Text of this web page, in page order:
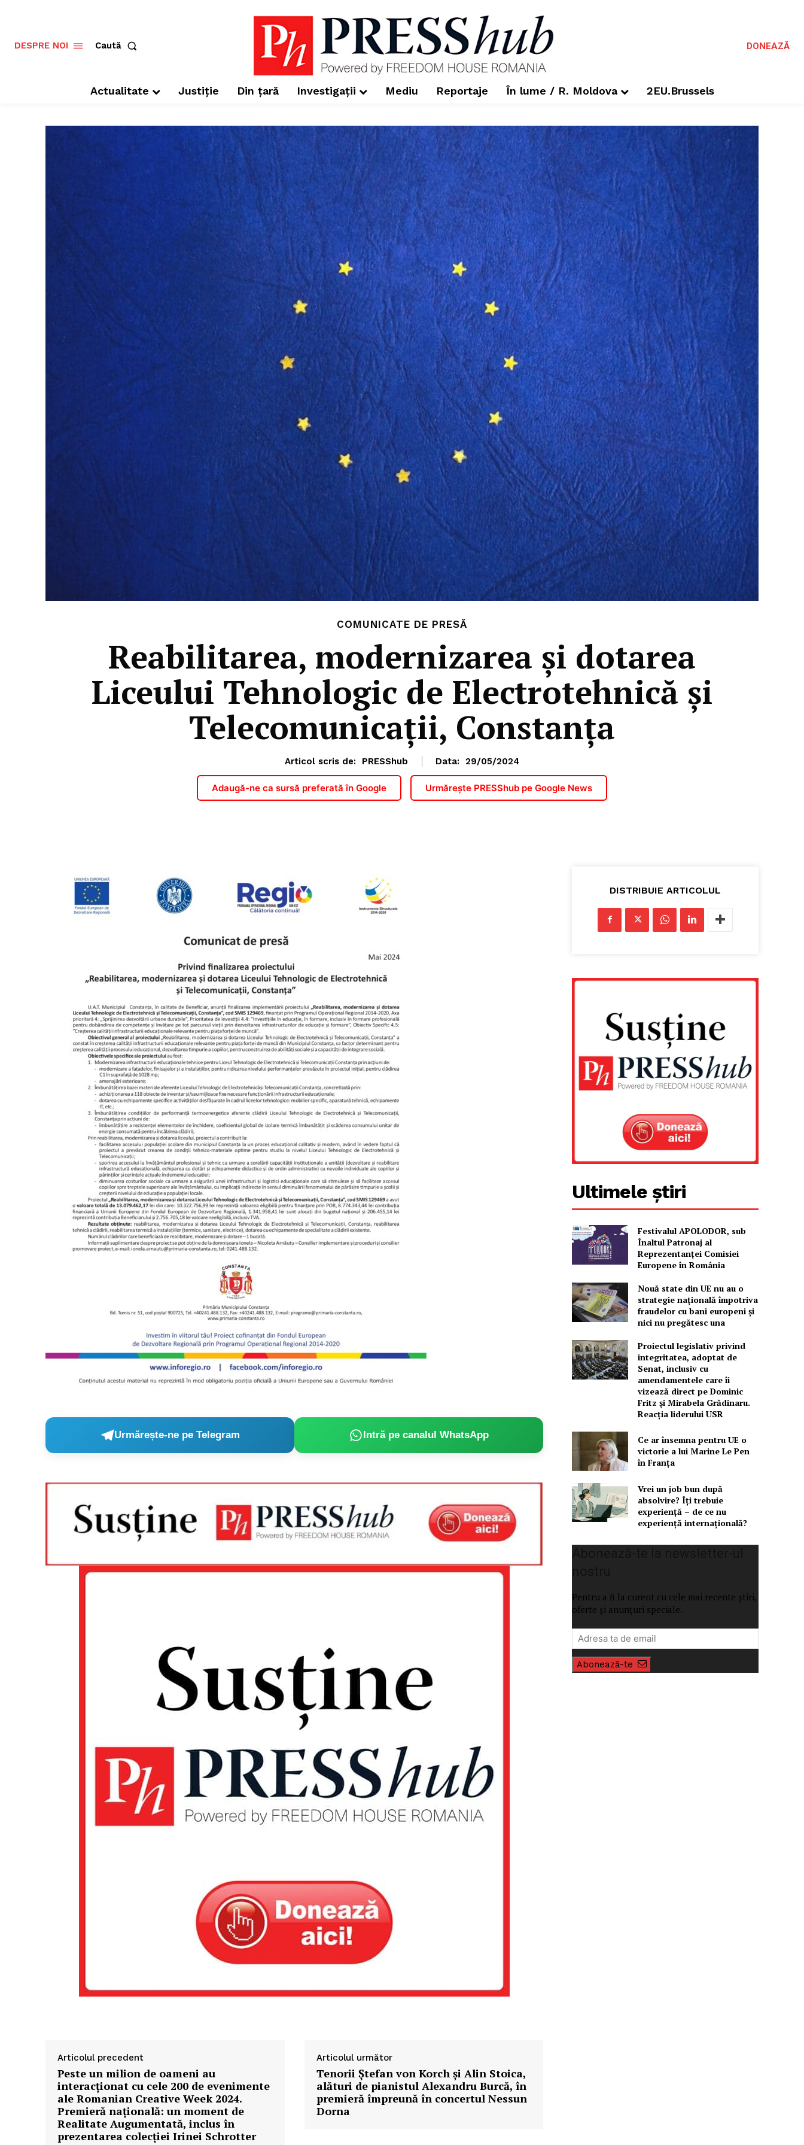
Contact
DESPRE NOI Caută DONEAZĂ
Actualitate Justiție Din țară Investigații Mediu Reportaje În lume / R. Moldova 2EU.Brussels
COMUNICATE DE PRESĂ
Reabilitarea, modernizarea și dotarea
Liceului Tehnologic de Electrotehnică și
Telecomunicații, Constanța
Articol scris de: PRESShub Data: 29/05/2024
Adaugă-ne ca sursă preferată în Google Urmărește PRESShub pe Google News
Urmărește-ne pe Telegram Intră pe canalul WhatsApp
Articolul precedent
Peste un milion de oameni au
interacționat cu cele 200 de evenimente
ale Romanian Creative Week 2024.
Premieră națională: un moment de
Realitate Augumentată, inclus în
prezentarea colecției Irinei Schrotter
Articolul următor
Tenorii Ștefan von Korch și Alin Stoica,
alături de pianistul Alexandru Burcă, în
premieră împreună în concertul Nessun
Dorna
DISTRIBUIE ARTICOLUL
Ultimele știri
Festivalul APOLODOR, sub
Înaltul Patronaj al
Reprezentanței Comisiei
Europene în România
Nouă state din UE nu au o
strategie națională împotriva
fraudelor cu bani europeni și
nici nu pregătesc una
Proiectul legislativ privind
integritatea, adoptat de
Senat, inclusiv cu
amendamentele care îi
vizează direct pe Dominic
Fritz și Mirabela Grădinaru.
Reacția liderului USR
Ce ar însemna pentru UE o
victorie a lui Marine Le Pen
în Franța
Vrei un job bun după
absolvire? Îți trebuie
experiență – de ce nu
experiență internațională?
Pentru a fi la curent cu cele mai recente știri,
oferte și anunțuri speciale.
Abonează-te